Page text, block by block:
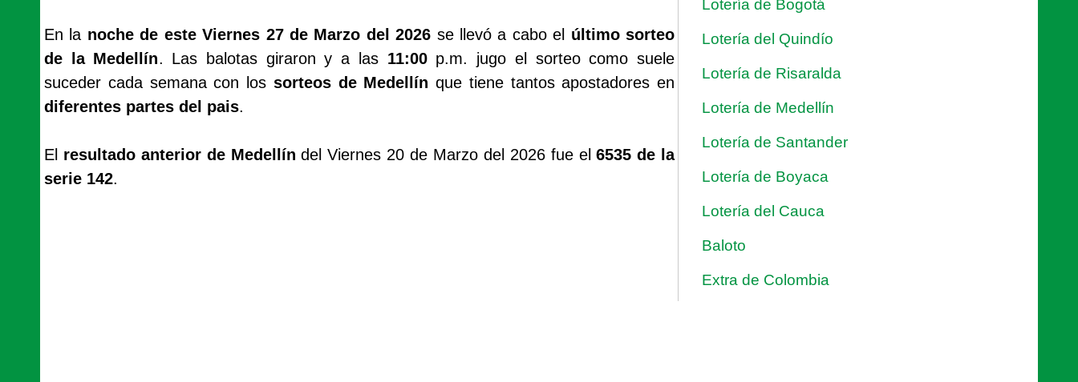
En la noche de este Viernes 27 de Marzo del 2026 se llevó a cabo el último sorteo
de la Medellín. Las balotas giraron y a las 11:00p.m. jugo el sorteo como suele
suceder cada semana con los sorteos de Medellínque tiene tantos apostadores en
diferentes partes del pais.
El resultado anterior de Medellín del Viernes 20 de Marzo del 2026 fue el6535 de la
serie 142.
Lotería de Bogotá
Lotería del Quindío
Lotería de Risaralda
Lotería de Medellín
Lotería de Santander
Lotería de Boyaca
Lotería del Cauca
Baloto
Extra de Colombia